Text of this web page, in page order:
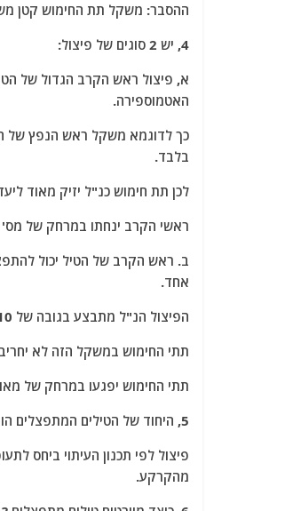
ההסבר: משקל תת החימוש קטן
4, יש 2 סוגים של פיצול:
א, פיצול ראש הקרב הגדול של הטיל ל 3-5 ראשי נפץ גדולים
האטמוספירה.
בלבד.
לכן תת חימוש כנ"ל יזיק מאוד
ראשי הקרב ינחתו במרחק של
אחד.
הפיצול הנ"ל מתבצע בגובה של 7-10 ק"מ מעל הקרקע.
תתי החימוש במשקל הזה לא
תתי החימוש יפגעו במרחק של
5, היחוד של הטילים המתפצלים הוא התוספת של מנגנון פיצול מתוחכם של הרש"ק.
פיצול לפי תכנון העיתוי ביחס
מהקרקע.